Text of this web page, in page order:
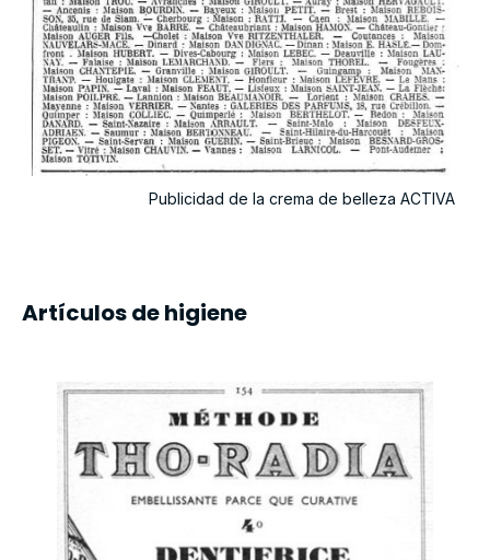
Publicidad de la crema de belleza ACTIVA
Artículos de higiene